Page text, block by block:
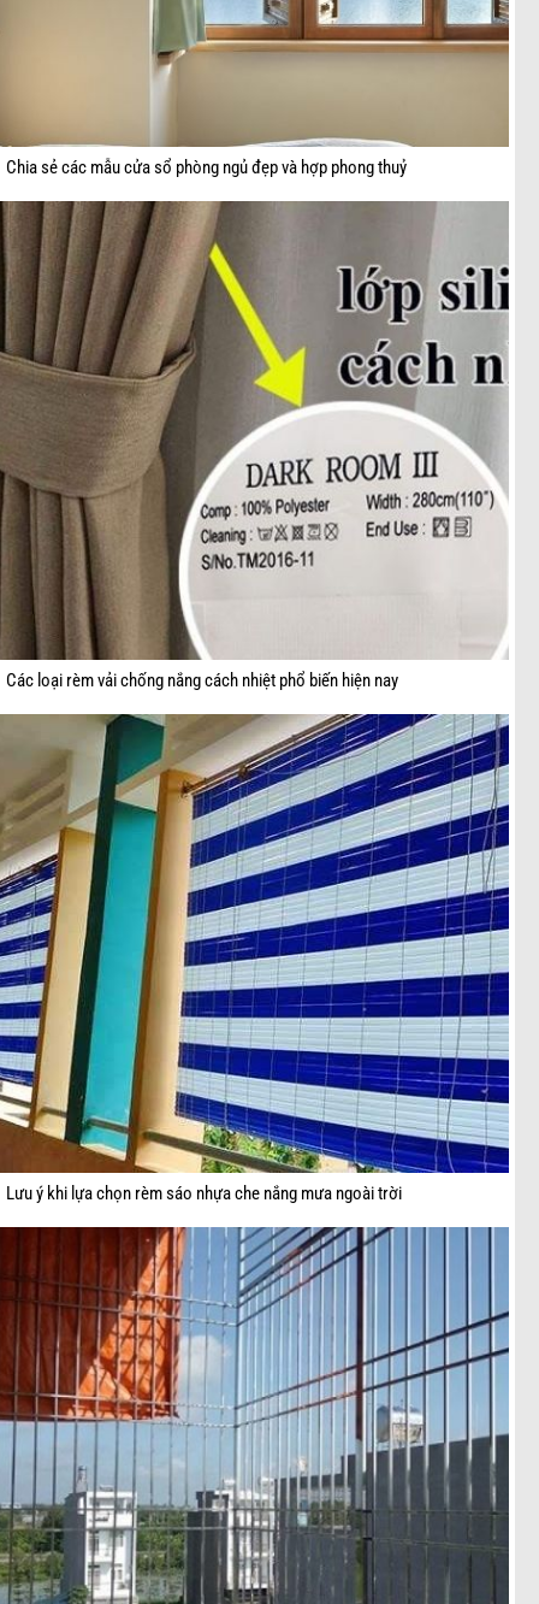
Chia sẻ các mẫu cửa sổ phòng ngủ đẹp và hợp phong thuỷ
Các loại rèm vải chống nắng cách nhiệt phổ biến hiện nay
Lưu ý khi lựa chọn rèm sáo nhựa che nắng mưa ngoài trời